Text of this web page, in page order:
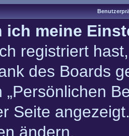
ich meine
registriert
des Boards
„Persönlichen
Seite
ändern.